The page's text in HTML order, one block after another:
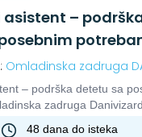
asistent –
Omladinska zadruga
– podrška detetu sa
zadruga
koj...
48 dana do isteka